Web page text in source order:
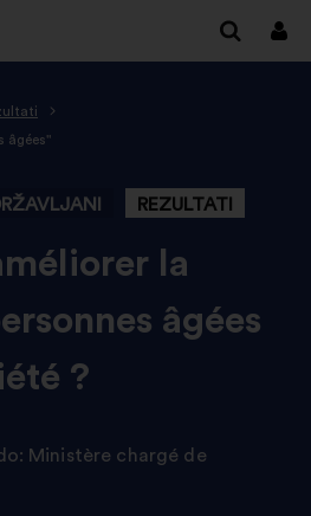
âgées"
REZULTATI
la
âgées
?
Ministère chargé de